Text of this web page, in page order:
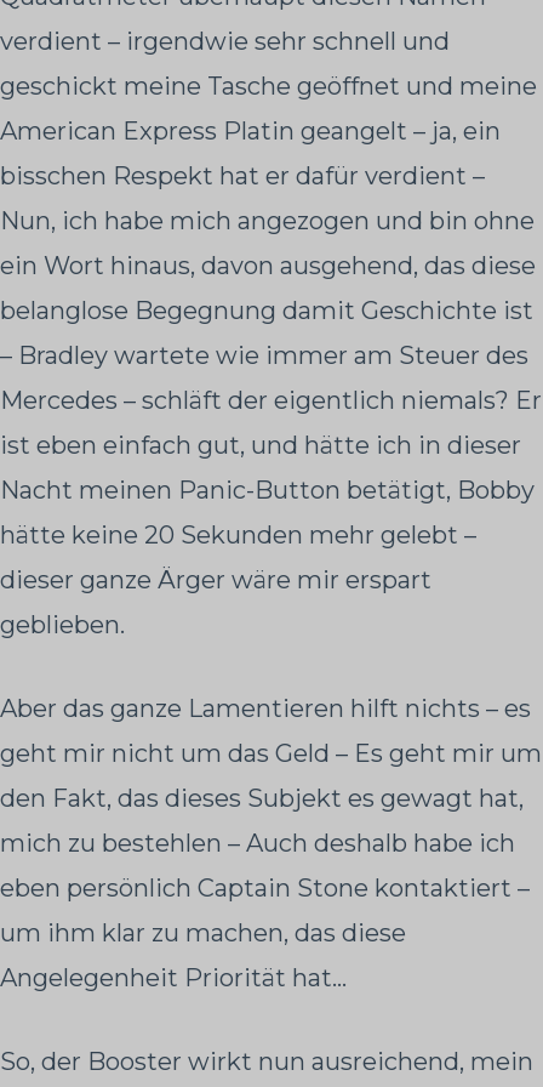
verdient – irgendwie sehr schnell und
geschickt meine Tasche geöffnet und meine
American Express Platin geangelt – ja, ein
bisschen Respekt hat er dafür verdient –
Nun, ich habe mich angezogen und bin ohne
ein Wort hinaus, davon ausgehend, das diese
belanglose Begegnung damit Geschichte ist
– Bradley wartete wie immer am Steuer des
Mercedes – schläft der eigentlich niemals? Er
ist eben einfach gut, und hätte ich in dieser
Nacht meinen Panic-Button betätigt, Bobby
hätte keine 20 Sekunden mehr gelebt –
dieser ganze Ärger wäre mir erspart
geblieben.
Aber das ganze Lamentieren hilft nichts – es
geht mir nicht um das Geld – Es geht mir um
den Fakt, das dieses Subjekt es gewagt hat,
mich zu bestehlen – Auch deshalb habe ich
eben persönlich Captain Stone kontaktiert –
um ihm klar zu machen, das diese
Angelegenheit Priorität hat…
So, der Booster wirkt nun ausreichend, mein